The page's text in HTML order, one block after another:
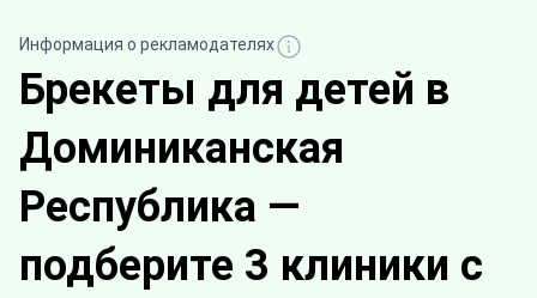
Информация о рекламодателях
Брекеты для детей в
Доминиканская
Республика —
подберите 3 клиники с